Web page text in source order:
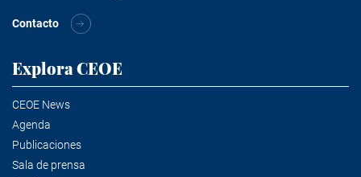
Contacto
Explora CEOE
CEOE News
Agenda
Publicaciones
Sala de prensa